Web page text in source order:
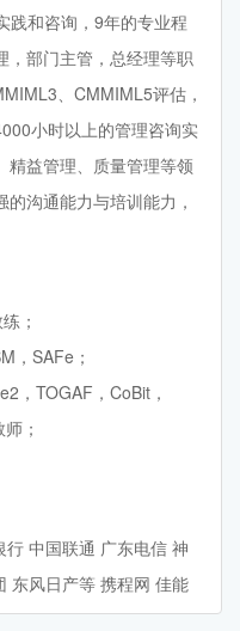
践和咨询，9年的专业程
，部门主管，总经理等职
、CMMIML5评估，
小时以上的管理咨询实
精益管理、质量管理等领
沟通能力与培训能力，
；
，SAFe；
，TOGAF，CoBit，
；
中国联通 广东电信 神
东风日产等 携程网 佳能